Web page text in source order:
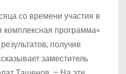
со времени участия в
комплексная программа»
получив
заместитель